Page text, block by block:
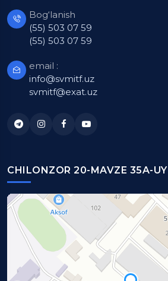
Bog‘lanish
(55) 503 07 59
(55) 503 07 59
email :
info@svmitf.uz
svmitf@exat.uz
CHILONZOR 20-MAVZE 35A-UY